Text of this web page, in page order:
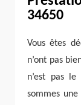
34650
Vous êtes
n’ont pas
n’est pas
sommes